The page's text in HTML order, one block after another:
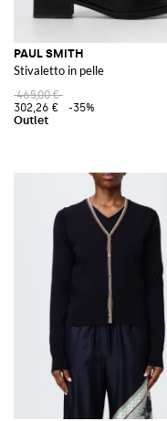
PAUL SMITH
Stivaletto in pelle
465,00 €
302,26 €
-35%